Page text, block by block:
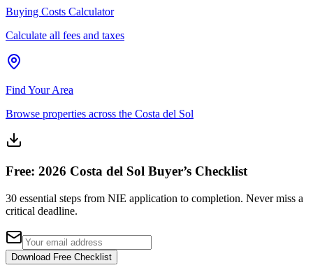
Buying Costs Calculator
Calculate all fees and taxes
Find Your Area
Browse properties across the Costa del Sol
Free: 2026 Costa del Sol Buyer’s Checklist
30 essential steps from NIE application to completion. Never miss a
critical deadline.
Download Free Checklist